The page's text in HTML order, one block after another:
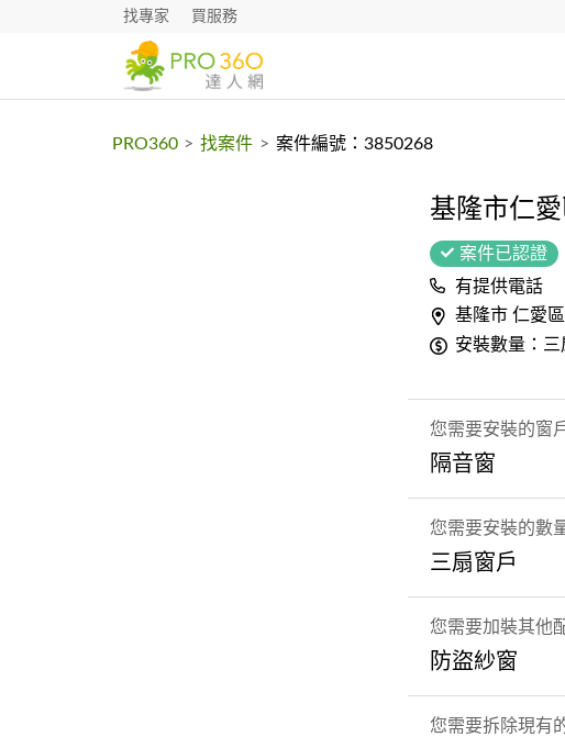
找專家 買服務
PRO360 > 找案件 > 案件編號：3850268
基隆市仁
案件已認證
有提供電話
基隆市 仁愛區
安裝數量：三
您需要安裝的窗
隔音窗
您需要安裝的數
三扇窗戶
您需要加裝其他
防盜紗窗
您需要拆除現有